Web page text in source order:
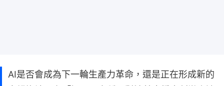
AI是否會成為下一輪生產力革命，還是正在形成新的